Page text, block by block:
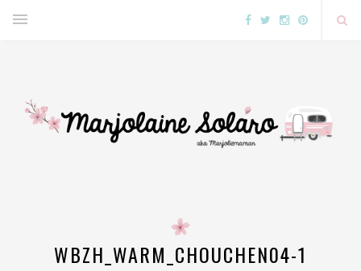
WBZH_WARM_CHOUCHEN04-1